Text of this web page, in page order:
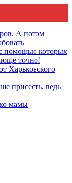
А потом
помощью которых
точно!
Харьковского
присесть, ведь
мамы